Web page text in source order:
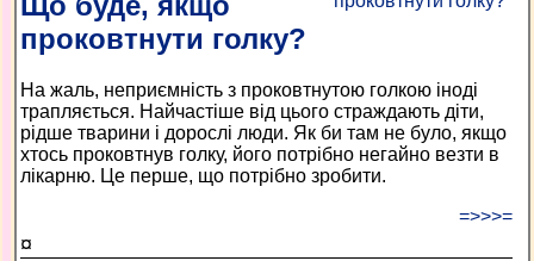
проковтнути голку?
На жаль, неприємність з проковтнутою голкою іноді
трапляється. Найчастіше від цього страждають діти,
рідше тварини і дорослі люди. Як би там не було, якщо
хтось проковтнув голку, його потрібно негайно везти в
лікарню. Це перше, що потрібно зробити.
=>>>=
¤